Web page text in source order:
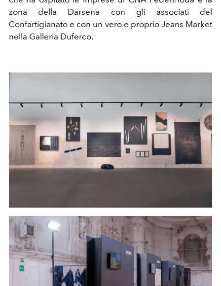
zona della Darsena con gli associati del
Confartigianato e con un vero e proprio Jeans Market
nella Galleria Duferco.